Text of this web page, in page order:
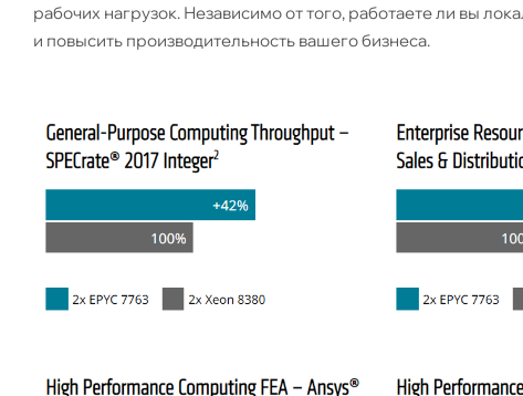
рабочих нагрузок. Независимо от того, работаете ли вы
и повысить производительность вашего бизнеса.